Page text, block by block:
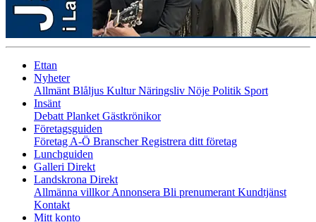
Ettan
Nyheter
Allmänt Blåljus KulturNäringsliv Nöje Politik Sport
Insänt
Debatt Planket Gästkrönikor
Företagsguiden
Företag A-Ö BranscherRegistrera ditt företag
Lunchguiden
Galleri Direkt
Landskrona Direkt
Allmänna villkorAnnonsera Bli prenumerant Kundtjänst
Kontakt
Mitt konto